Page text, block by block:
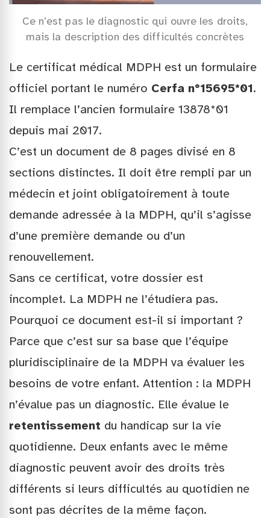
Ce n’est pas le diagnostic qui ouvre les droits,
mais la description des difficultés concrètes
Le certificat médical MDPH est un formulaire
officiel portant le numéro Cerfa n°15695*01.
Il remplace l’ancien formulaire 13878*01
depuis mai 2017.
C’est un document de 8 pages divisé en 8
sections distinctes. Il doit être rempli par un
médecin et joint obligatoirement à toute
demande adressée à la MDPH, qu’il s’agisse
d’une première demande ou d’un
renouvellement.
Sans ce certificat, votre dossier est
incomplet. La MDPH ne l’étudiera pas.
Pourquoi ce document est-il si important ?
Parce que c’est sur sa base que l’équipe
pluridisciplinaire de la MDPH va évaluer les
besoins de votre enfant. Attention : la MDPH
n’évalue pas un diagnostic. Elle évalue le
retentissement du handicap sur la vie
quotidienne. Deux enfants avec le même
diagnostic peuvent avoir des droits très
différents si leurs difficultés au quotidien ne
sont pas décrites de la même façon.